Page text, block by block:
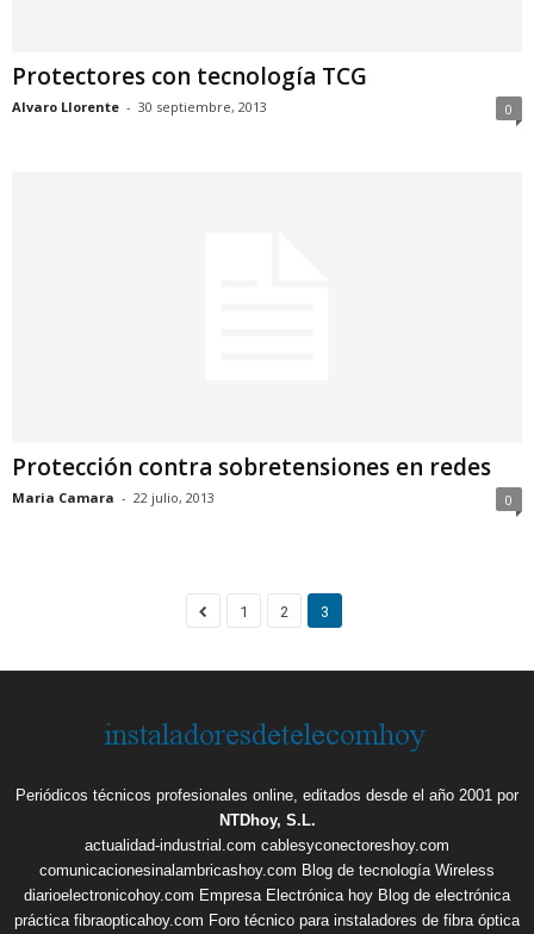
Protectores con tecnología TCG
Alvaro Llorente - 30 septiembre, 2013 0
Protección contra sobretensiones en redes
Maria Camara - 22 julio, 2013 0
1 2 3
Periódicos técnicos profesionales online, editados desde el año 2001 por
NTDhoy, S.L.
actualidad-industrial.com cablesyconectoreshoy.com
comunicacionesinalambricashoy.com Blog de tecnología Wireless
diarioelectronicohoy.com Empresa Electrónica hoy Blog de electrónica
práctica fibraopticahoy.com Foro técnico para instaladores de fibra óptica